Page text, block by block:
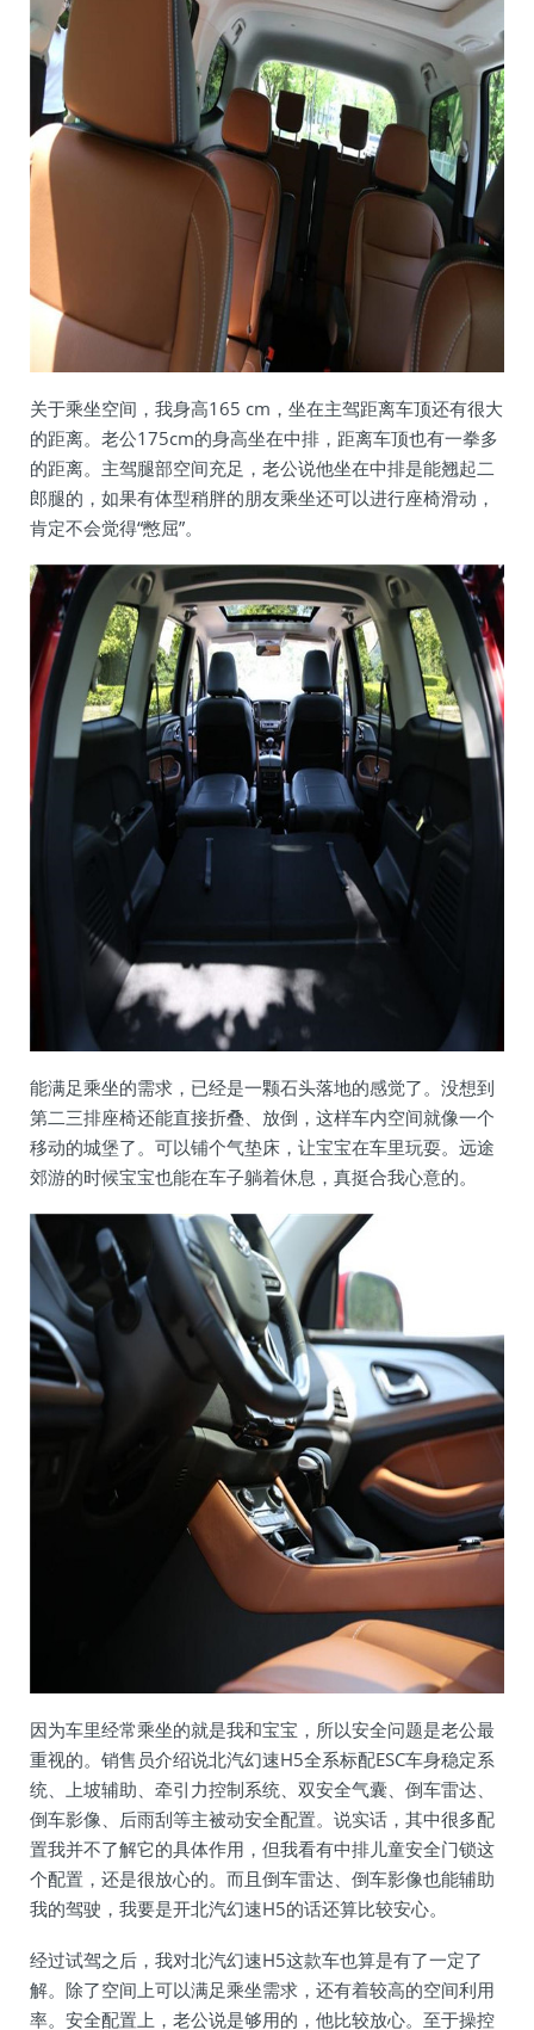
关于乘坐空间，我身高165 cm，坐在主驾距离车顶还有很大
的距离。老公175cm的身高坐在中排，距离车顶也有一拳多
的距离。主驾腿部空间充足，老公说他坐在中排是能翘起二
郎腿的，如果有体型稍胖的朋友乘坐还可以进行座椅滑动，
肯定不会觉得“憋屈”。
能满足乘坐的需求，已经是一颗石头落地的感觉了。没想到
第二三排座椅还能直接折叠、放倒，这样车内空间就像一个
移动的城堡了。可以铺个气垫床，让宝宝在车里玩耍。远途
郊游的时候宝宝也能在车子躺着休息，真挺合我心意的。
因为车里经常乘坐的就是我和宝宝，所以安全问题是老公最
重视的。销售员介绍说北汽幻速H5全系标配ESC车身稳定系
统、上坡辅助、牵引力控制系统、双安全气囊、倒车雷达、
倒车影像、后雨刮等主被动安全配置。说实话，其中很多配
置我并不了解它的具体作用，但我看有中排儿童安全门锁这
个配置，还是很放心的。而且倒车雷达、倒车影像也能辅助
我的驾驶，我要是开北汽幻速H5的话还算比较安心。
经过试驾之后，我对北汽幻速H5这款车也算是有了一定了
解。除了空间上可以满足乘坐需求，还有着较高的空间利用
率。安全配置上，老公说是够用的，他比较放心。至于操控